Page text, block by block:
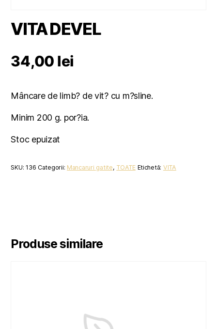
VITA DEVEL
34,00 lei
Mâncare de limb? de vit? cu m?sline.
Minim 200 g. por?ia.
Stoc epuizat
SKU:136 Categorii: Mancaruri gatite, TOATE Etichetă: VITA
Produse similare